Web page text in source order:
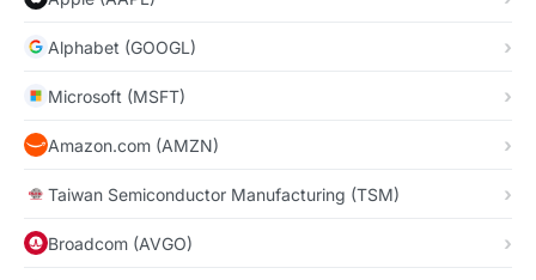
Alphabet (GOOGL)
Microsoft (MSFT)
Amazon.com (AMZN)
Taiwan Semiconductor Manufacturing (TSM)
Broadcom (AVGO)